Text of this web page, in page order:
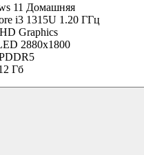
11 Домашняя
i3 1315U 1.20 ГГц
Graphics
2880x1800
Гб